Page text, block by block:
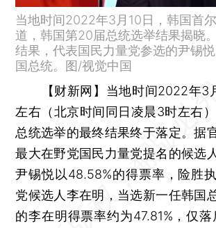
当地时间2022年3月10日，韩国首
道，韩国第20届总统选举结果揭晓
结果，代表国民力量党参选的尹锡
国总统。图/视觉中国
【财新网】 当地时间2022年3
左右（北京时间同日凌晨3时左右
总统选举的最终结果终于落定。据
最大在野党国民力量党提名的候选
尹锡悦以48.58%的得票率，险胜
党候选人李在明，当选新一任韩国
的李在明得票率约为47.81%，仅